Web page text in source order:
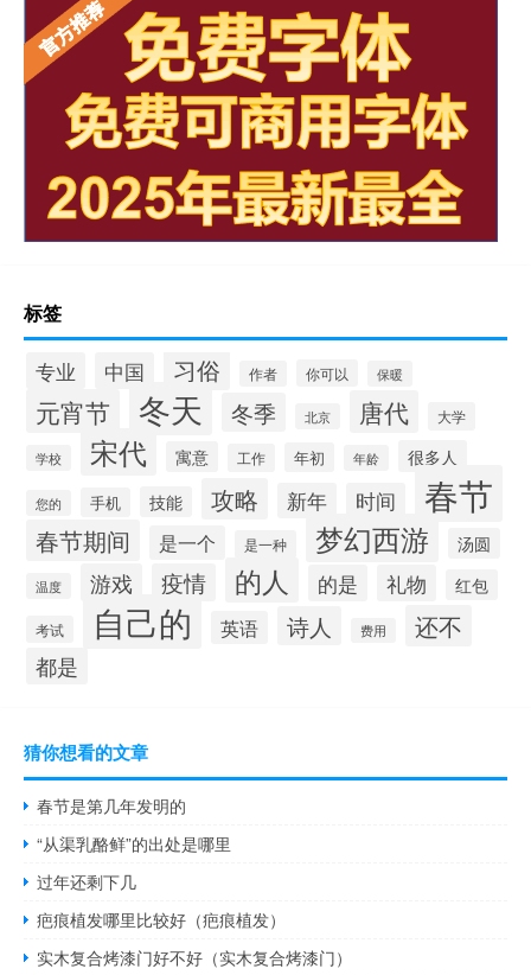
标签
专业 中国 习俗 作者 你可以 保暖
元宵节 冬天 冬季 北京 唐代 大学
学校 宋代 寓意 工作 年初 年龄 很多人
您的 手机 技能 攻略 新年 时间 春节
春节期间 是一个 是一种 梦幻西游 汤圆
温度 游戏 疫情 的人 的是 礼物 红包
考试 自己的 英语 诗人 费用 还不
都是
猜你想看的文章
春节是第几年发明的
“从渠乳酪鲜”的出处是哪里
过年还剩下几
疤痕植发哪里比较好（疤痕植发）
实木复合烤漆门好不好（实木复合烤漆门）